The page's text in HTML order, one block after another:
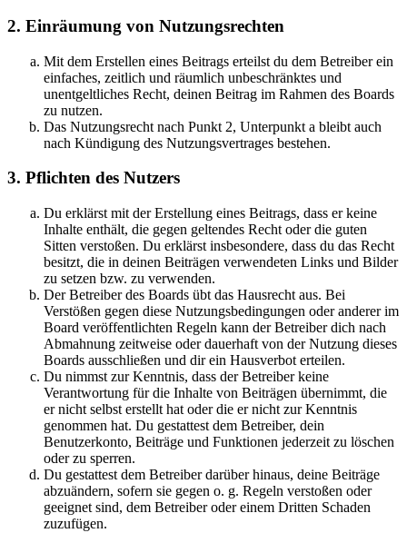
2. Einräumung von Nutzungsrechten
Mit dem Erstellen eines Beitrags erteilst du dem Betreiber ein
einfaches, zeitlich und räumlich unbeschränktes und
unentgeltliches Recht, deinen Beitrag im Rahmen des Boards
zu nutzen.
Das Nutzungsrecht nach Punkt 2, Unterpunkt a bleibt auch
nach Kündigung des Nutzungsvertrages bestehen.
3. Pflichten des Nutzers
Du erklärst mit der Erstellung eines Beitrags, dass er keine
Inhalte enthält, die gegen geltendes Recht oder die guten
Sitten verstoßen. Du erklärst insbesondere, dass du das Recht
besitzt, die in deinen Beiträgen verwendeten Links und Bilder
zu setzen bzw. zu verwenden.
Der Betreiber des Boards übt das Hausrecht aus. Bei
Verstößen gegen diese Nutzungsbedingungen oder anderer im
Board veröffentlichten Regeln kann der Betreiber dich nach
Abmahnung zeitweise oder dauerhaft von der Nutzung dieses
Boards ausschließen und dir ein Hausverbot erteilen.
Du nimmst zur Kenntnis, dass der Betreiber keine
Verantwortung für die Inhalte von Beiträgen übernimmt, die
er nicht selbst erstellt hat oder die er nicht zur Kenntnis
genommen hat. Du gestattest dem Betreiber, dein
Benutzerkonto, Beiträge und Funktionen jederzeit zu löschen
oder zu sperren.
Du gestattest dem Betreiber darüber hinaus, deine Beiträge
abzuändern, sofern sie gegen o. g. Regeln verstoßen oder
geeignet sind, dem Betreiber oder einem Dritten Schaden
zuzufügen.